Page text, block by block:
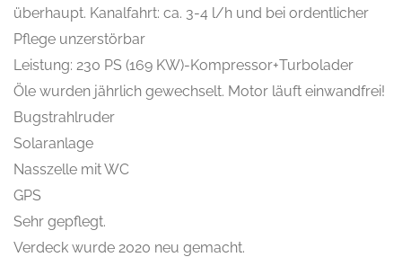
überhaupt. Kanalfahrt: ca. 3-4 l/h und bei ordentlicher
Pflege unzerstörbar
Leistung: 230 PS (169 KW)-Kompressor+Turbolader
Öle wurden jährlich gewechselt. Motor läuft einwandfrei!
Bugstrahlruder
Solaranlage
Nasszelle mit WC
GPS
Sehr gepflegt.
Verdeck wurde 2020 neu gemacht.